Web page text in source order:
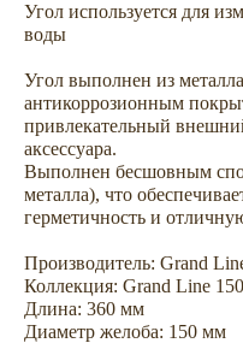
Угол используется для
воды
Угол выполнен из
антикоррозионным
привлекательный
аксессуара.
Выполнен бесшовным
металла), что
герметичность и
Производитель: Grand
Коллекция: Grand Line
Длина: 360 мм
Диаметр желоба: 150 мм
Не откладывайте
покупку на потом